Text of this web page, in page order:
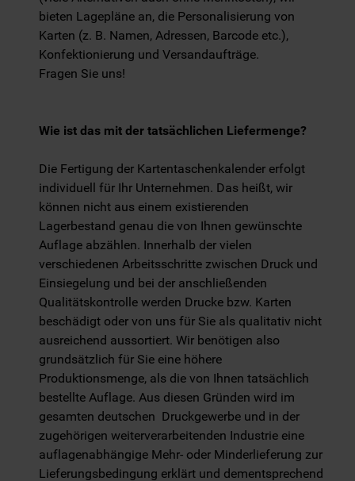
bieten Lagepläne an, die Personalisierung von
Karten (z. B. Namen, Adressen, Barcode etc.),
Konfektionierung und Versandaufträge.
Fragen Sie uns!
Wie ist das mit der tatsächlichen Liefermenge?
Die Fertigung der Kartentaschenkalender erfolgt
individuell für Ihr Unternehmen. Das heißt, wir
können nicht aus einem existierenden
Lagerbestand genau die von Ihnen gewünschte
Auflage abzählen. Innerhalb der vielen
verschiedenen Arbeitsschritte zwischen Druck und
Einsiegelung und bei der anschließenden
Qualitätskontrolle werden Drucke bzw. Karten
beschädigt oder von uns für Sie als qualitativ nicht
ausreichend aussortiert. Wir benötigen also
grundsätzlich für Sie eine höhere
Produktionsmenge, als die von Ihnen tatsächlich
bestellte Auflage. Aus diesen Gründen wird im
gesamten deutschen Druckgewerbe und in der
zugehörigen weiterverarbeitenden Industrie eine
auflagenabhängige Mehr- oder Minderlieferung zur
Lieferungsbedingung erklärt und dementsprechend